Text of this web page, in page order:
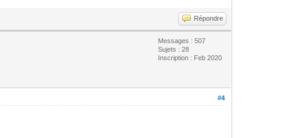
Répondre
Messages : 507
Sujets : 28
Inscription : Feb 2020
#4